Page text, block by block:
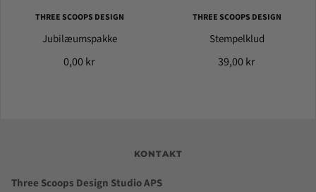
THREE SCOOPS DESIGN
Jubilæumspakke
0,00 kr
THREE SCOOPS DESIGN
Stempelklud
39,00 kr
KONTAKT
Three Scoops Design Studio APS